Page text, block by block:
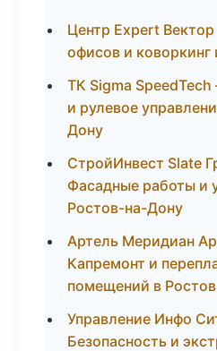
Центр Expert
офисов и коворкинг
ТК Sigma
и рулевое
Дону
СтройИнвест Slate
Фасадные работы и
Ростов-на-Дону
Артель Меридиан
Капремонт и
помещений в
Управление Инфо
Безопасность и